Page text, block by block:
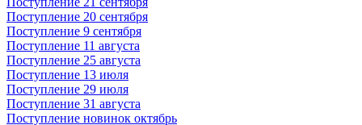
Поступление 20 сентября
Поступление 9 сентября
Поступление 11 августа
Поступление 25 августа
Поступление 13 июля
Поступление 29 июля
Поступление 31 августа
Поступление новинок октябрь